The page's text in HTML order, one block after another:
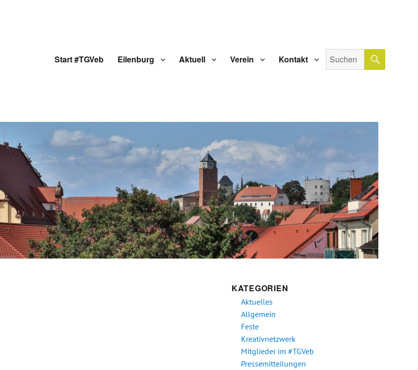
Start #TGVeb Eilenburg Aktuell Verein Kontakt
Suche
nach:
KATEGORIEN
Aktuelles
Allgemein
Feste
Kreativnetzwerk
Mitglieder im #TGVeb
Pressemitteilungen